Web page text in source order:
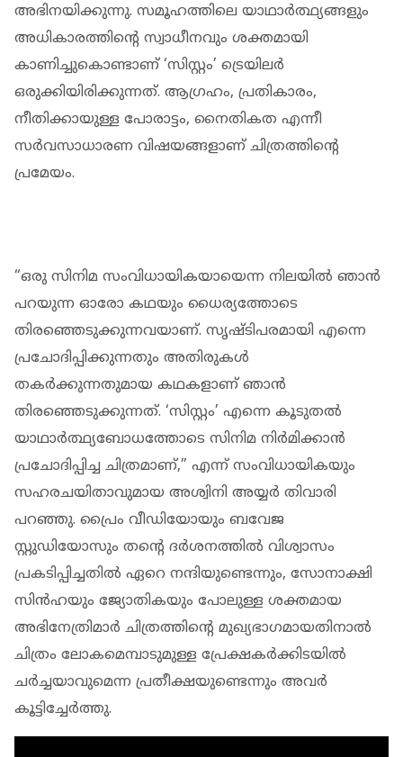
അഭിനയിക്കുന്നു. സമൂഹത്തിലെ യാഥാർത്ഥ്യങ്ങളും
അധികാരത്തിന്റെ സ്വാധീനവും ശക്തമായി
കാണിച്ചുകൊണ്ടാണ് ‘സിസ്റ്റം’ ട്രെയിലർ
ഒരുക്കിയിരിക്കുന്നത്. ആഗ്രഹം, പ്രതികാരം,
നീതിക്കായുള്ള പോരാട്ടം, നൈതികത എന്നീ
സർവസാധാരണ വിഷയങ്ങളാണ് ചിത്രത്തിന്റെ
പ്രമേയം.
“ഒരു സിനിമ സംവിധായികയായെന്ന നിലയിൽ ഞാൻ
പറയുന്ന ഓരോ കഥയും ധൈര്യത്തോടെ
തിരഞ്ഞെടുക്കുന്നവയാണ്. സൃഷ്ടിപരമായി എന്നെ
പ്രചോദിപ്പിക്കുന്നതും അതിരുകൾ
തകർക്കുന്നതുമായ കഥകളാണ് ഞാൻ
തിരഞ്ഞെടുക്കുന്നത്. ‘സിസ്റ്റം’ എന്നെ കൂടുതൽ
യാഥാർത്ഥ്യബോധത്തോടെ സിനിമ നിർമിക്കാൻ
പ്രചോദിപ്പിച്ച ചിത്രമാണ്,” എന്ന് സംവിധായികയും
സഹരചയിതാവുമായ അശ്വിനി അയ്യർ തിവാരി
പറഞ്ഞു. പ്രൈം വീഡിയോയും ബവേജ
സ്റ്റുഡിയോസും തന്റെ ദർശനത്തിൽ വിശ്വാസം
പ്രകടിപ്പിച്ചതിൽ ഏറെ നന്ദിയുണ്ടെന്നും, സോനാക്ഷി
സിന്‍ഹയും ജ്യോതികയും പോലുള്ള ശക്തമായ
അഭിനേത്രിമാർ ചിത്രത്തിന്റെ മുഖ്യഭാഗമായതിനാൽ
ചിത്രം ലോകമെമ്പാടുമുള്ള പ്രേക്ഷകർക്കിടയിൽ
ചർച്ചയാവുമെന്ന പ്രതീക്ഷയുണ്ടെന്നും അവർ
കൂട്ടിച്ചേർത്തു.